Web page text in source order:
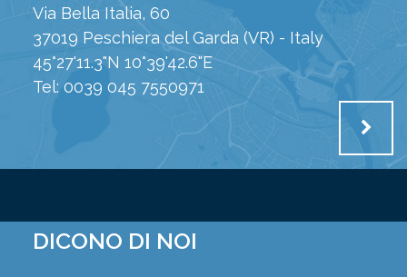
Via Bella Italia, 60
37019 Peschiera del Garda (VR) - Italy
45°27'11.3"N 10°39'42.6"E
Tel: 0039 045 7550971
DICONO DI NOI